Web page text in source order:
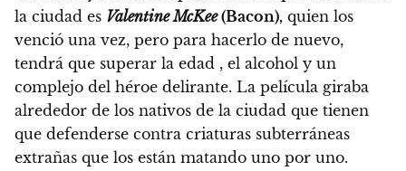
la ciudad es Valentine McKee(Bacon), quien los
venció una vez, pero para hacerlo de nuevo,
tendrá que superar la edad , el alcohol y un
complejo del héroe delirante. La película giraba
alrededor de los nativos de la ciudad que tienen
que defenderse contra criaturas subterráneas
extrañas que los están matando uno por uno.